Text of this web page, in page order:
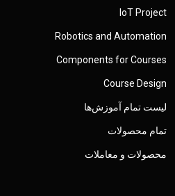
IoT Project
Robotics and Automation
Components for Courses
Course Design
لیست تمام آموزش‌ها
تمام محصولات
محصولات و معاملات